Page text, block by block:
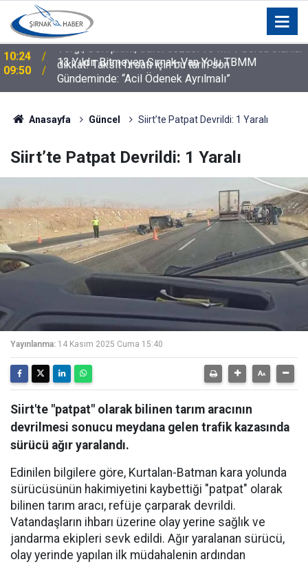
09:50
13 Yıldır Bitmeyen Şırnak-Van Yolu TBMM
Gündeminde: “Acil Ödenek Ayrılmalı”
Anasayfa Güncel Siirt’te Patpat Devrildi: 1 Yaralı
Siirt’te Patpat Devrildi: 1 Yaralı
Yayınlanma: 14 Kasım 2025 Cuma 15:40
Siirt'te "patpat" olarak bilinen tarım aracının
devrilmesi sonucu meydana gelen trafik kazasında
sürücü ağır yaralandı.
Edinilen bilgilere göre, Kurtalan-Batman kara yolunda
sürücüsünün hakimiyetini kaybettiği "patpat" olarak
bilinen tarım aracı, refüje çarparak devrildi.
Vatandaşların ihbarı üzerine olay yerine sağlık ve
jandarma ekipleri sevk edildi. Ağır yaralanan sürücü,
olay yerinde yapılan ilk müdahalenin ardından